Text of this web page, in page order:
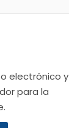
electrónico y
para la